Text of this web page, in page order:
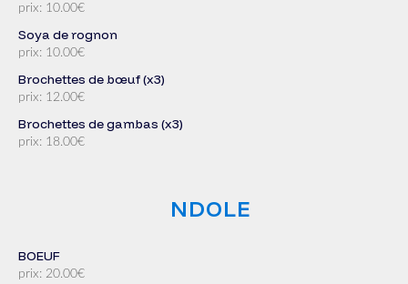
prix: 10.00€
Soya de rognon
prix: 10.00€
Brochettes de bœuf (x3)
prix: 12.00€
Brochettes de gambas (x3)
prix: 18.00€
NDOLE
BOEUF
prix: 20.00€